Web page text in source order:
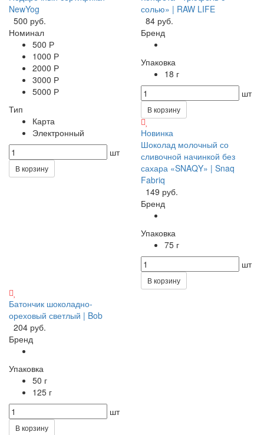
NewYog
500 руб.
Номинал
500 Р
1000 Р
2000 Р
3000 Р
5000 Р
Тип
Карта
Электронный
шт
В корзину
солью» | RAW LIFE
84 руб.
Бренд
Упаковка
18 г
шт
В корзину
Новинка
Шоколад молочный со
сливочной начинкой без
сахара «SNAQY» | Snaq
Fabriq
149 руб.
Бренд
Упаковка
75 г
шт
В корзину
Батончик шоколадно-
ореховый светлый | Bob
204 руб.
Бренд
Упаковка
50 г
125 г
шт
В корзину